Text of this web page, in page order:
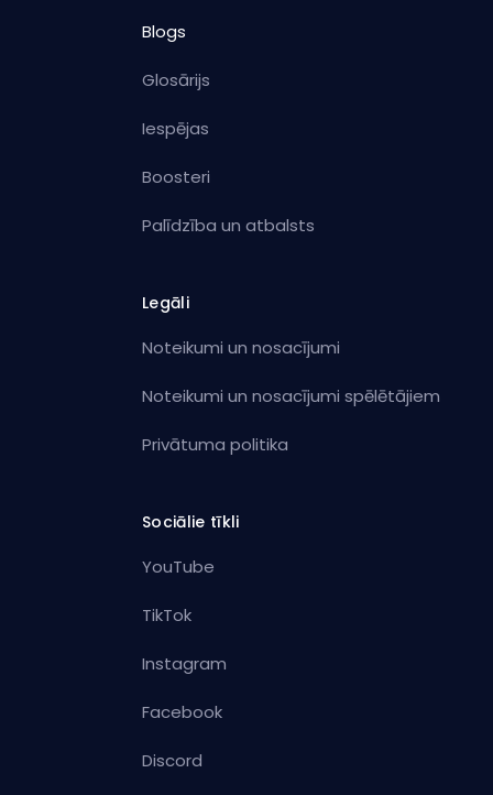
Blogs
Glosārijs
Iespējas
Boosteri
Palīdzība un atbalsts
Legāli
Noteikumi un nosacījumi
Noteikumi un nosacījumi spēlētājiem
Privātuma politika
Sociālie tīkli
YouTube
TikTok
Instagram
Facebook
Discord